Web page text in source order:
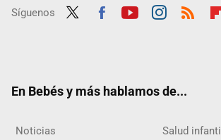
Síguenos
En Bebés y más hablamos de...
Noticias Salud infantil